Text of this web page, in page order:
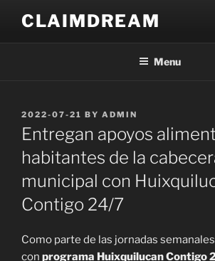
content
CLAIMDREAM
Menu
POSTED
ON
2022-07-21 BY ADMIN
Entregan apoyos
habitantes de la
municipal con
Contigo 24/7
Como parte de las jornadas
con programa Huixquilucan Contigo